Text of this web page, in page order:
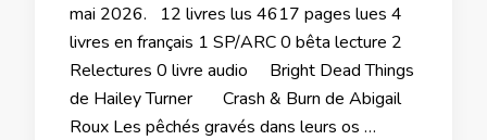
mai 2026. 12 livres lus 4617 pages lues 4
livres en français 1 SP/ARC 0 bêta lecture 2
Relectures 0 livre audio Bright Dead Things
de Hailey Turner Crash & Burn de Abigail
Roux Les pêchés gravés dans leurs os …